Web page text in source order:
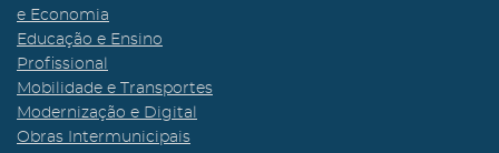
e Economia
Educação e Ensino
Profissional
Mobilidade e Transportes
Modernização e Digital
Obras Intermunicipais